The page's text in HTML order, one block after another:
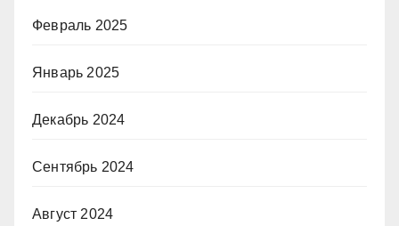
Февраль 2025
Январь 2025
Декабрь 2024
Сентябрь 2024
Август 2024